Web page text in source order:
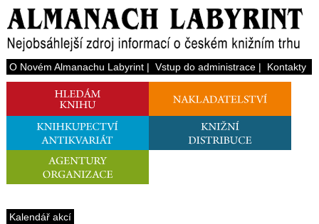
O Novém Almanachu Labyrint| Vstup do administrace| Kontakty
Kalendář akcí